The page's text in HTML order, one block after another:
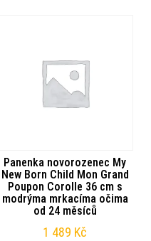
Panenka novorozenec My
New Born Child Mon Grand
Poupon Corolle 36 cm s
modrýma mrkacíma očima
od 24 měsíců
1 489 Kč